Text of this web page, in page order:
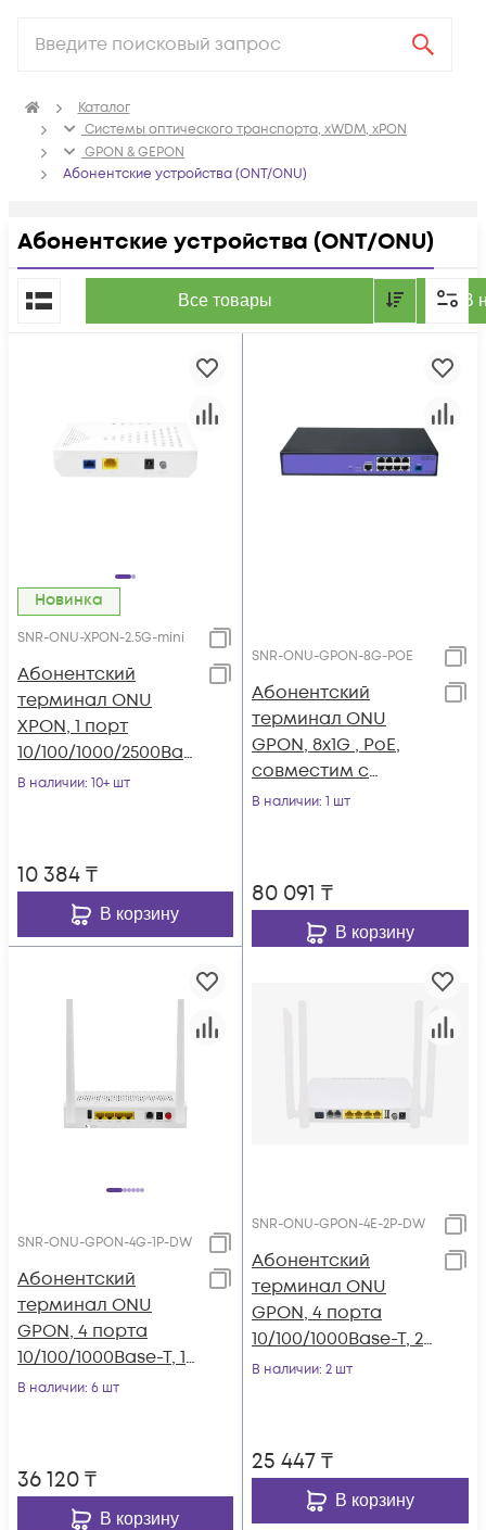
Каталог
Системы оптического транспорта, xWDM, xPON
GPON & GEPON
Абонентские устройства (ONT/ONU)
Абонентские устройства (ONT/ONU)
Все товары В
По популярности
Новинка
SNR-ONU-XPON-2.5G-mini
Абонентский
терминал ONU
XPON, 1 порт
10/100/1000/2500Bas
e-T, в мини корпусе.
В наличии: 10+ шт
10 384₸
В корзину
SNR-ONU-GPON-8G-POE
Абонентский
терминал ONU
GPON, 8x1G , PoE,
совместим с
BDCOM
В наличии: 1 шт
80 091 ₸
В корзину
SNR-ONU-GPON-4G-1P-DW
Абонентский
терминал ONU
GPON, 4 порта
10/100/1000Base-T, 1
порт POTS, WiFi 2.4/5
В наличии: 6 шт
36 120₸
В корзину
SNR-ONU-GPON-4E-2P-DW
Абонентский
терминал ONU
GPON, 4 порта
10/100/1000Base-T, 2
порта POTS, WiFi
В наличии: 2 шт
25 447₸
В корзину